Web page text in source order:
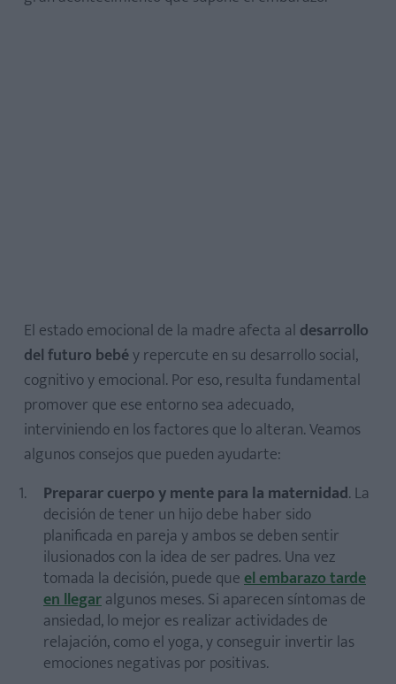
El estado emocional de la madre afecta al desarrollo
del futuro bebéy repercute en su desarrollo social,
cognitivo y emocional. Por eso, resulta fundamental
promover que ese entorno sea adecuado,
interviniendo en los factores que lo alteran. Veamos
algunos consejos que pueden ayudarte:
Preparar cuerpo y mente para la maternidad. La
decisión de tener un hijo debe haber sido
planificada en pareja y ambos se deben sentir
ilusionados con la idea de ser padres. Una vez
tomada la decisión, puede queel embarazo tarde
en llegaralgunos meses. Si aparecen síntomas de
ansiedad, lo mejor es realizar actividades de
relajación, como el yoga, y conseguir invertir las
emociones negativas por positivas.